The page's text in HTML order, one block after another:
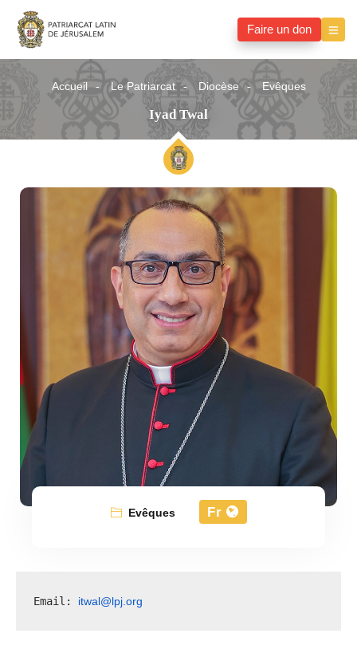
Faire un don
Accueil Le Patriarcat Diocèse Evêques
Iyad Twal
Evêques Fr
Email: itwal@lpj.org